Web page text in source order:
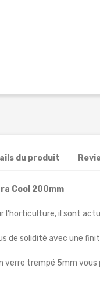
du produit
Cool 200mm
l'horticulture, il sont
de solidité avec une
verre trempé 5mm